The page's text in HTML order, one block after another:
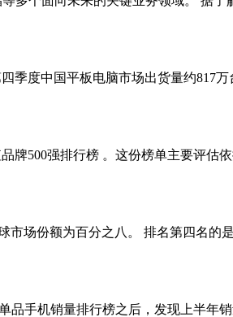
季度中国平板电脑市场出货量约817
牌500强排行榜 。这份榜单主要评估
市场份额为百分之八。 排名第四名的
品手机销量排行榜之后，发现上半年